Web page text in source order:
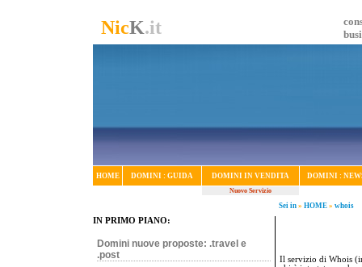
NicK.it
HOME DOMINI : GUIDA DOMINI IN VENDITA DOMINI :
Nuovo Servizio
Sei in » HOME » whois
IN PRIMO PIANO:
Domini nuove proposte: .travel e
.post
Il servizio di Whois